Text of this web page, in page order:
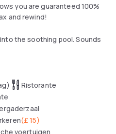
you are guaranteed 100%
and rewind!
the soothing pool. Sounds
Ristorante
(£ 15)
voertuigen